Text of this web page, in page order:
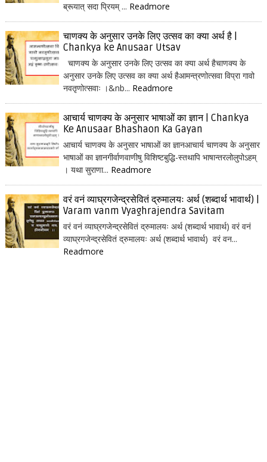
ब्रूयात् सदा प्रियम् ... Readmore
चाणक्य के अनुसार उनके लिए उत्सव का क्या अर्थ है |
Chankya ke Anusaar Utsav
चाणक्य के अनुसार उनके लिए उत्सव का क्या अर्थ हैचाणक्य के
अनुसार उनके लिए उत्सव का क्या अर्थ हैआमन्त्रणोत्सवा विप्रा गावो
नवतृणोत्सवाः ।&nb... Readmore
आचार्य चाणक्य के अनुसार भाषाओं का ज्ञान | Chankya
Ke Anusaar Bhashaon Ka Gayan
आचार्य चाणक्य के अनुसार भाषाओं का ज्ञानआचार्य चाणक्य के अनुसार
भाषाओं का ज्ञानगीर्वाणवाणीषु विशिष्टबुद्धि-स्तथापि भाषान्तरलोलुपोऽहम्
। यथा सुराणा... Readmore
वरं वनं व्याघ्रगजेन्द्रसेवितं द्रुमालयः अर्थ (शब्दार्थ भावार्थ) |
Varam vanm Vyaghrajendra Savitam
वरं वनं व्याघ्रगजेन्द्रसेवितं द्रुमालयः अर्थ (शब्दार्थ भावार्थ) वरं वनं
व्याघ्रगजेन्द्रसेवितं द्रुमालयः अर्थ (शब्दार्थ भावार्थ) वरं वन...
Readmore